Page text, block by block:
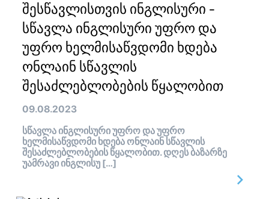
შესწავლისთვის ინგლისური -
სწავლა ინგლისური უფრო და
უფრო ხელმისაწვდომი ხდება
ონლაინ სწავლის
შესაძლებლობების წყალობით
09.08.2023
სწავლა ინგლისური უფრო და უფრო
ხელმისაწვდომი ხდება ონლაინ სწავლის
შესაძლებლობების წყალობით. დღეს ბაზარზე
უამრავი ინგლისუ […]